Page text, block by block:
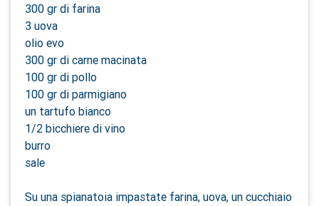
300 gr di farina
3 uova
olio evo
300 gr di carne macinata
100 gr di pollo
100 gr di parmigiano
un tartufo bianco
1/2 bicchiere di vino
burro
sale
Su una spianatoia impastate farina, uova, un cucchiaio